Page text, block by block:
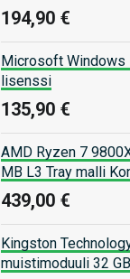
194,90 €
Microsoft Windows
lisenssi
135,90 €
AMD Ryzen 7
MB L3 Tray malli
439,00 €
Kingston
muistimoduuli 32